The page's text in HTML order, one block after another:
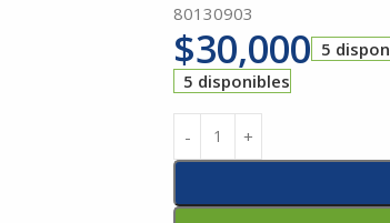
80130903
$30,000 5
5 disponibles